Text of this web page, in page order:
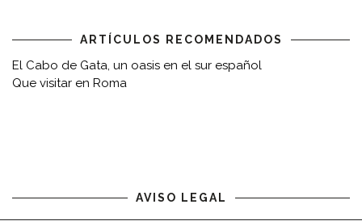
ARTÍCULOS RECOMENDADOS
El Cabo de Gata, un oasis en el sur español
Que visitar en Roma
AVISO LEGAL